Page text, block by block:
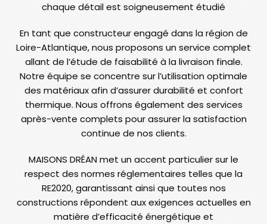
chaque détail est soigneusement étudié
En tant que constructeur engagé dans la région de
Loire-Atlantique, nous proposons un service complet
allant de l’étude de faisabilité à la livraison finale.
Notre équipe se concentre sur l’utilisation optimale
des matériaux afin d’assurer durabilité et confort
thermique. Nous offrons également des services
après-vente complets pour assurer la satisfaction
continue de nos clients.
MAISONS DRÉAN met un accent particulier sur le
respect des normes réglementaires telles que la
RE2020, garantissant ainsi que toutes nos
constructions répondent aux exigences actuelles en
matière d’efficacité énergétique et